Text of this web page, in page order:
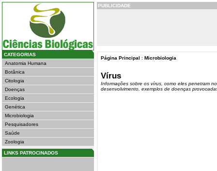
CATEGORIAS
Anatomia Humana
Botânica
Citologia
Doenças
Ecologia
Genética
Microbiologia
Pesquisadores
Saúde
Zoologia
LINKS PATROCINADOS
PUBLICIDADE
Página Principal : Microbiologia
Vírus
Informações sobre os vírus, como eles penetram
desenvolvimento, exemplos de doenças